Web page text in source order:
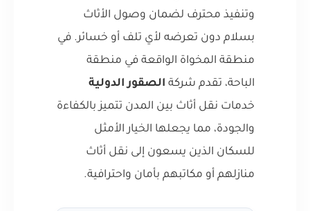
وتنفيذ محترف لضمان وصول الأثاث
بسلام دون تعرضه لأي تلف أو خسائر. في
منطقة المخواة الواقعة في منطقة
الباحة، تقدم شركة الصقور الدولية
خدمات نقل أثاث بين المدن تتميز بالكفاءة
والجودة، مما يجعلها الخيار الأمثل
للسكان الذين يسعون إلى نقل أثاث
منازلهم أو مكاتبهم بأمان واحترافية.